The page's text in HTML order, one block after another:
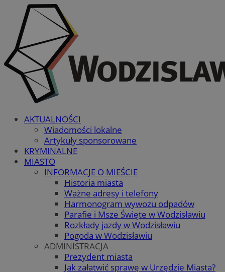
AKTUALNOŚCI
Wiadomości lokalne
Artykuły sponsorowane
KRYMINALNE
MIASTO
INFORMACJE O MIEŚCIE
Historia miasta
Ważne adresy i telefony
Harmonogram wywozu odpadów
Parafie i Msze Święte w Wodzisławiu
Rozkłady jazdy w Wodzisławiu
Pogoda w Wodzisławiu
ADMINISTRACJA
Prezydent miasta
Jak załatwić sprawę w Urzędzie Miasta?